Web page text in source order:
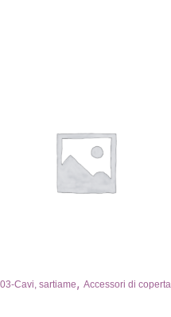
03-Cavi, sartiame, Accessori di coperta